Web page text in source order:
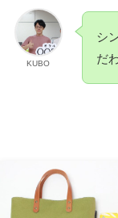
KUBO
シ
だ